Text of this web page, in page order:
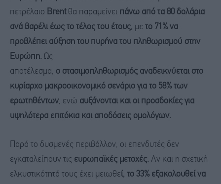
πετρέλαιο Brentθα παραμείνει πάνω από τα 80 δολάρια
ανά βαρέλι έως το τέλος του έτους, με το 71% να
προβλέπει αύξηση του πυρήνα του πληθωρισμού στην
Ευρώπη. Ως
αποτέλεσμα, ο στασιμοπληθωρισμός αναδεικνύεται στο
κυρίαρχο μακροοικονομικό σενάριο για το 58% των
ερωτηθέντων, ενώ αυξάνονται και οι προσδοκίες για
υψηλότερα επιτόκια και αποδόσεις ομολόγων.
Παρά το δυσμενές περιβάλλον, οι επενδυτές δεν
εγκαταλείπουν τις ευρωπαϊκές μετοχές. Αν και η σχετική
ελκυστικότητά τους έχει μειωθεί, το 33% εξακολουθεί να